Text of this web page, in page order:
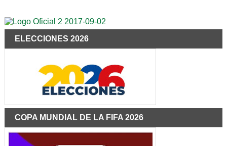
ELECCIONES 2026
COPA MUNDIAL DE LA FIFA 2026